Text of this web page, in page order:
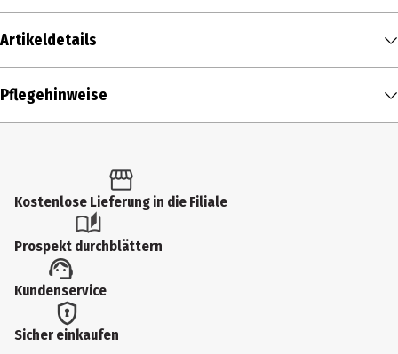
Artikeldetails
Inhalt
Größe
Navy
Materialdetails
Pflegehinweise
Kostenlose Lieferung in die Filiale
Prospekt durchblättern
Kundenservice
Sicher einkaufen